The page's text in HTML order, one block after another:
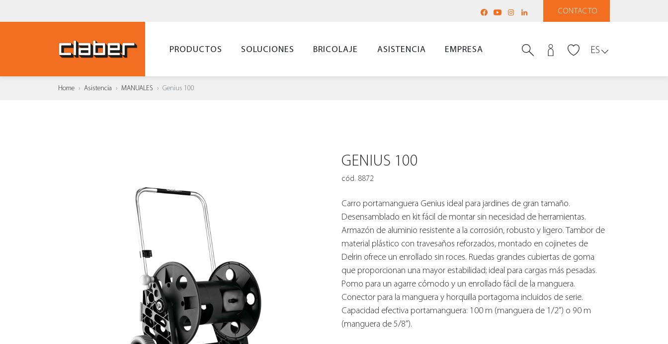
CONTACTO
PRODUCTOS SOLUCIONES BRICOLAJE ASISTENCIA EMPRESA ES
Home Asistencia MANUALES Genius 100
GENIUS 100
cód. 8872
Carro portamanguera Genius ideal para jardines de gran tamaño.
Desensamblado en kit fácil de montar sin necesidad de herramientas.
Armazón de aluminio resistente a la corrosión, robusto y ligero. Tambor de
material plástico con travesaños reforzados, montado en cojinetes de
Delrin ofrece un enrollado sin roces. Ruedas grandes cubiertas de goma
que proporcionan una mayor estabilidad; ideal para cargas más pesadas.
Pomo para un agarre cómodo y un enrollado fácil de la manguera.
Conector para la manguera y horquilla portagoma incluidos de serie.
Capacidad efectiva portamanguera: 100 m (manguera de 1/2”) o 90 m
(manguera de 5/8”).